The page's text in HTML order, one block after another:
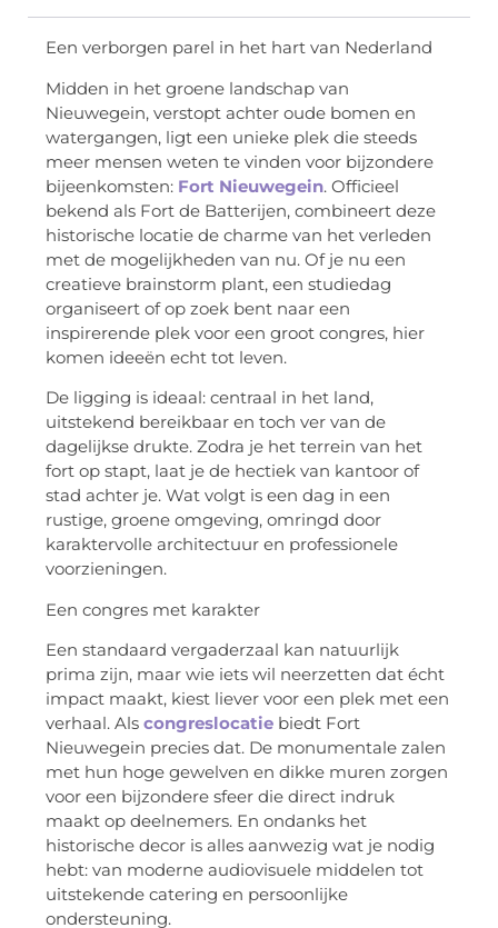
Een verborgen parel in het hart van Nederland
Midden in het groene landschap van
Nieuwegein, verstopt achter oude bomen en
watergangen, ligt een unieke plek die steeds
meer mensen weten te vinden voor bijzondere
bijeenkomsten: Fort Nieuwegein. Officieel
bekend als Fort de Batterijen, combineert deze
historische locatie de charme van het verleden
met de mogelijkheden van nu. Of je nu een
creatieve brainstorm plant, een studiedag
organiseert of op zoek bent naar een
inspirerende plek voor een groot congres, hier
komen ideeën echt tot leven.
De ligging is ideaal: centraal in het land,
uitstekend bereikbaar en toch ver van de
dagelijkse drukte. Zodra je het terrein van het
fort op stapt, laat je de hectiek van kantoor of
stad achter je. Wat volgt is een dag in een
rustige, groene omgeving, omringd door
karaktervolle architectuur en professionele
voorzieningen.
Een congres met karakter
Een standaard vergaderzaal kan natuurlijk
prima zijn, maar wie iets wil neerzetten dat écht
impact maakt, kiest liever voor een plek met een
verhaal. Als congreslocatie biedt Fort
Nieuwegein precies dat. De monumentale zalen
met hun hoge gewelven en dikke muren zorgen
voor een bijzondere sfeer die direct indruk
maakt op deelnemers. En ondanks het
historische decor is alles aanwezig wat je nodig
hebt: van moderne audiovisuele middelen tot
uitstekende catering en persoonlijke
ondersteuning.